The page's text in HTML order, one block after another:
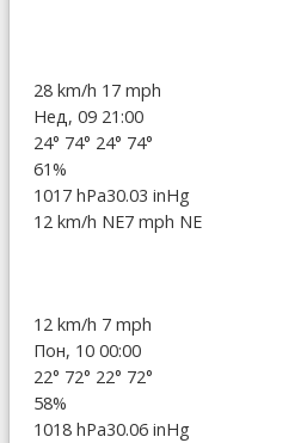
28 km/h 17 mph
Нед, 09 21:00
24° 74° 24° 74°
61%
1017 hPa30.03 inHg
12 km/h NE7 mph NE
12 km/h 7 mph
Пон, 10 00:00
22° 72° 22° 72°
58%
1018 hPa30.06 inHg